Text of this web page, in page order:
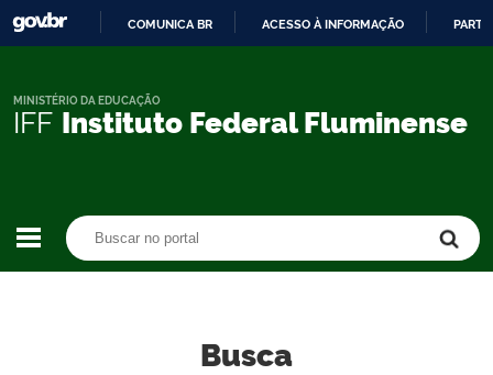
CONTEÚDO
COMUNICA BR ACESSO À INFORMAÇÃO
IFF Instituto Federal Fluminense
MINISTÉRIO DA EDUCAÇÃO
Busca